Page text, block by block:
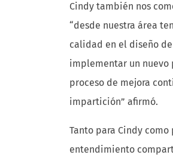
Cindy también nos
“desde nuestra área
calidad en el diseño
implementar un nuevo
proceso de mejora
impartición” afirmó.
Tanto para Cindy
entendimiento